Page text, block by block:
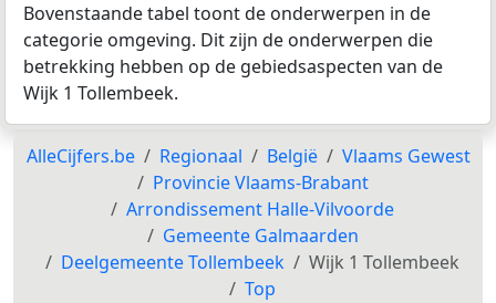
Bovenstaande tabel toont de onderwerpen in de
categorie omgeving. Dit zijn de onderwerpen die
betrekking hebben op de gebiedsaspecten van de
Wijk 1 Tollembeek.
AlleCijfers.be Regionaal België
Vlaams Gewest
Provincie Vlaams-Brabant
Arrondissement Halle-Vilvoorde
Gemeente Galmaarden
Deelgemeente Tollembeek
Wijk 1 Tollembeek
Top